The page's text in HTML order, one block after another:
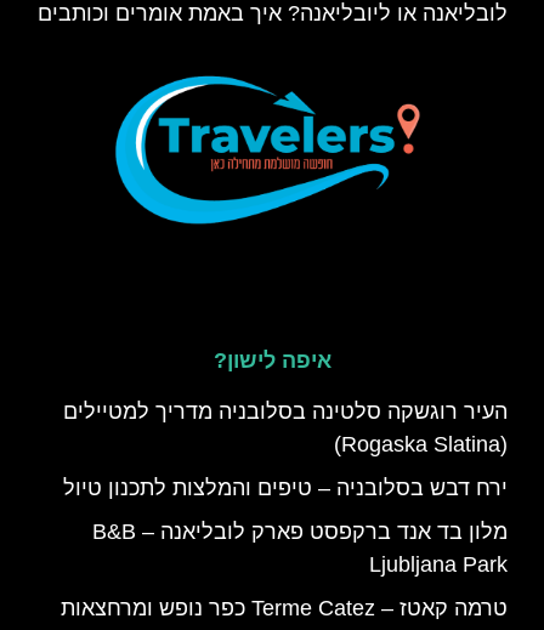
לובליאנה או ליובליאנה? איך באמת אומרים וכותבים
איפה לישון?
העיר רוגשקה סלטינה בסלובניה מדריך למטיילים
(Rogaska Slatina)
ירח דבש בסלובניה – טיפים והמלצות לתכנון טיול
מלון בד אנד ברקפסט פארק לובליאנה – B&B
Ljubljana Park
טרמה קאטז – Terme Catez כפר נופש ומרחצאות